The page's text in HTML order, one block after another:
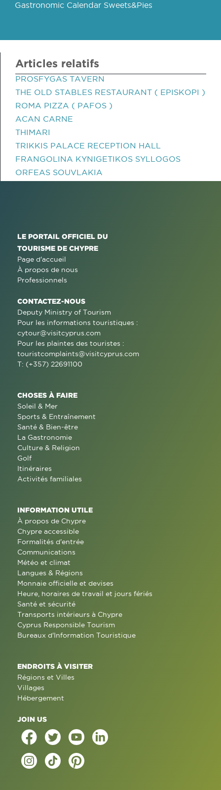
Gastronomic Calendar Sweets&Pies
Articles relatifs
PROSFYGAS TAVERN
THE OLD STABLES RESTAURANT ( EPISKOPI )
ROMA PIZZA ( PAFOS )
ACAN CARNE
THIMARI
TRIKKIS PALACE RECEPTION HALL
FRANGOLINA KYNIGETIKOS SYLLOGOS
ORFEAS SOUVLAKIA
LE PORTAIL OFFICIEL DU
TOURISME DE CHYPRE
Page d'accueil
À propos de nous
Professionnels
CONTACTEZ-NOUS
Deputy Ministry of Tourism
Pour les informations touristiques :
cytour@visitcyprus.com
Pour les plaintes des touristes :
touristcomplaints@visitcyprus.com
T: (+357) 22691100
CHOSES À FAIRE
Soleil & Mer
Sports & Entraînement
Santé & Bien-être
La Gastronomie
Culture & Religion
Golf
Itinéraires
Activités familiales
INFORMATION UTILE
À propos de Chypre
Chypre accessible
Formalités d'entrée
Communications
Météo et climat
Langues & Régions
Monnaie officielle et devises
Heure, horaires de travail et jours fériés
Santé et sécurité
Transports intérieurs à Chypre
Cyprus Responsible Tourism
Bureaux d'Information Touristique
ENDROITS À VISITER
Régions et Villes
Villages
Hébergement
JOIN US